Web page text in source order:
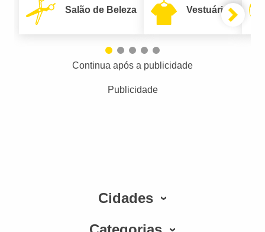
Salão de Beleza Vestuário
Continua após a publicidade
Publicidade
Cidades